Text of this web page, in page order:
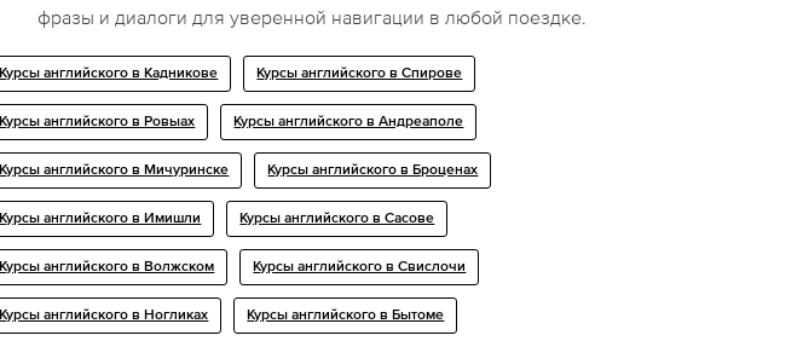
фразы и диалоги для уверенной навигации в любой поездке.
Курсы английского в Кадникове Курсы английского в Спирове
Курсы английского в Ровыах Курсы английского в Андреаполе
Курсы английского в Мичуринске Курсы английского в Броценах
Курсы английского в Имишли Курсы английского в Сасове
Курсы английского в Волжском Курсы английского в Свислочи
Курсы английского в Ногликах Курсы английского в Бытоме